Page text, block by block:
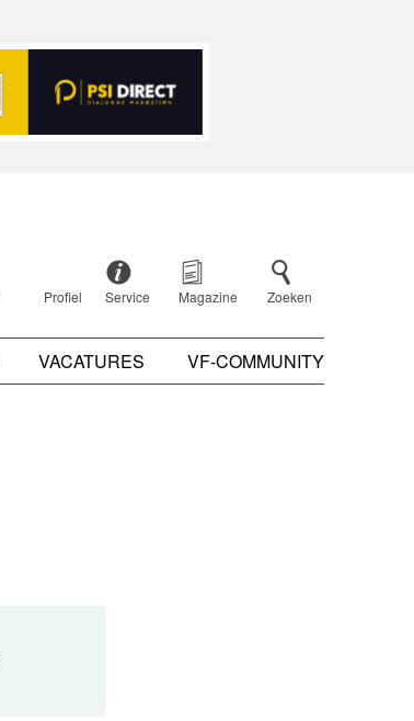
Profiel Service Magazine Zoeken
VACATURES VF-COMMUNITY